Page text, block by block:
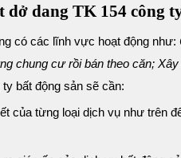
dở dang TK 154 công
có các lĩnh vực hoạt động như:
chung cư rồi bán theo căn;
bất động sản sẽ cần:
của từng loại dịch vụ như trên